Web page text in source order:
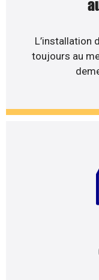
L’installation
toujours au